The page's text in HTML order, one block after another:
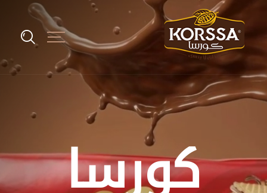
كورسا